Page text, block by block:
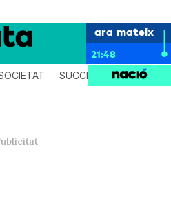
ara mateix
21:48
SUCCESSOS AGENDA